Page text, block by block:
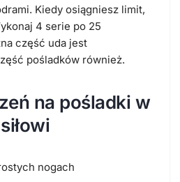
Kiedy osiągniesz limit,
4 serie po 25
część uda jest
pośladków również.
na pośladki w
nogach